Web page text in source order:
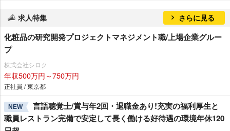
求人特集 さらに見る
化粧品の研究開発プロジェクトマネジメント職/上場企業グルー
プ
株式会社シロク
年収500万円～750万円
正社員 / 東京都
NEW
言語聴覚士/賞与年2回・退職金あり!充実の福利厚生と
職員レストラン完備で安定して長く働ける好待遇の環境年休120